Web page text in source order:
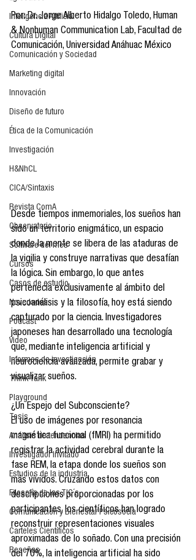
Inteligencia Artificial
Cultura Digital
Comunicación y Sociedad
Marketing digital
Innovación
Diseño de futuro
Ética de la Comunicación
Investigación
H&NhCL
CICA/Sintaxis
Revista ComA
Observatorio
Software del mes
Cursos
Casos de estudio
Novedades
Podcast
Video
Informes de investigación
Think Tank
Playground
Tesis
Análisis de tendencias
Investigador Invitado
Estudios de la industria
Filosofía de las TIC´s
Comunicación y Bienestar Psicosocia
Carteles Científicos
Reseñas
Por: Dr. Jorge Alberto Hidalgo Toledo, Human
& Nonhuman Communication Lab, Facultad de
Comunicación, Universidad Anáhuac México
Desde tiempos inmemoriales, los sueños han
sido un territorio enigmático, un espacio
donde la mente se libera de las ataduras de
la vigilia y construye narrativas que desafían
la lógica. Sin embargo, lo que antes
pertenecía exclusivamente al ámbito del
psicoanálisis y la filosofía, hoy está siendo
capturado por la ciencia. Investigadores
japoneses han desarrollado una tecnología
que, mediante inteligencia artificial y
neurociencia avanzada, permite grabar y
visualizar sueños.
¿Un Espejo del Subconsciente?
El uso de imágenes por resonancia
magnética funcional (fMRI) ha permitido
registrar la actividad cerebral durante la
fase REM, la etapa donde los sueños son
más vívidos. Cruzando estos datos con
descripciones proporcionadas por los
participantes, los científicos han logrado
reconstruir representaciones visuales
aproximadas de lo soñado. Con una precisión
del 70%, la inteligencia artificial ha sido